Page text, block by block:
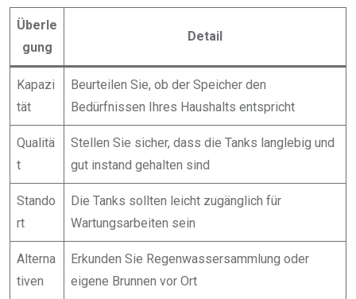
Überle
gung
Detail
Kapazi
tät
Beurteilen Sie, ob der Speicher den
Bedürfnissen Ihres Haushalts entspricht
Qualitä
t
Stellen Sie sicher, dass die Tanks langlebig und
gut instand gehalten sind
Stando
rt
Die Tanks sollten leicht zugänglich für
Wartungsarbeiten sein
Alterna
tiven
Erkunden Sie Regenwassersammlung oder
eigene Brunnen vor Ort